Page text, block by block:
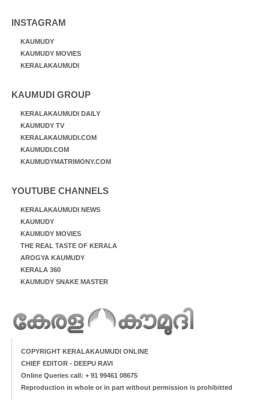
INSTAGRAM
KAUMUDY
KAUMUDY MOVIES
KERALAKAUMUDI
KAUMUDI GROUP
KERALAKAUMUDI DAILY
KAUMUDY TV
KERALAKAUMUDI.COM
KAUMUDI.COM
KAUMUDYMATRIMONY.COM
YOUTUBE CHANNELS
KERALAKAUMUDI NEWS
KAUMUDY
KAUMUDY MOVIES
THE REAL TASTE OF KERALA
AROGYA KAUMUDY
KERALA 360
KAUMUDY SNAKE MASTER
COPYRIGHT KERALAKAUMUDI ONLINE
CHIEF EDITOR - DEEPU RAVI
Online Queries call: + 91 99461 08675
Reproduction in whole or in part without permission is prohibitted